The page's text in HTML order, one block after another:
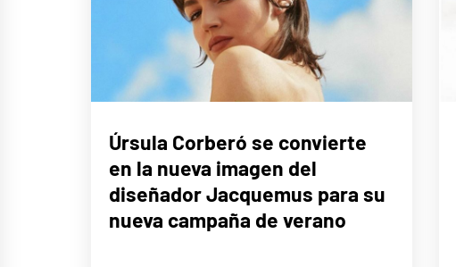
STYLE
Úrsula Corberó se convierte
en la nueva imagen del
diseñador Jacquemus para su
nueva campaña de verano